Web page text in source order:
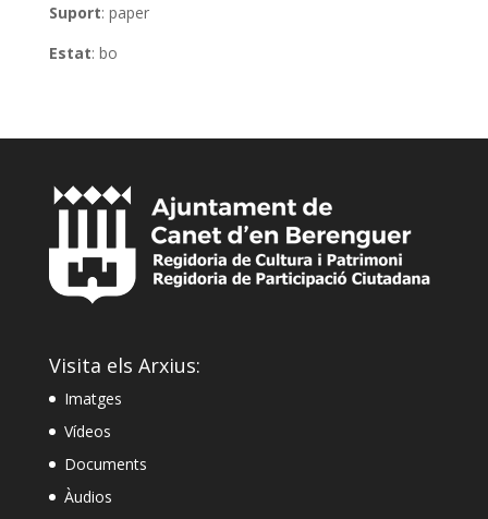
Suport: paper
Estat: bo
Visita els Arxius:
Imatges
Vídeos
Documents
Àudios